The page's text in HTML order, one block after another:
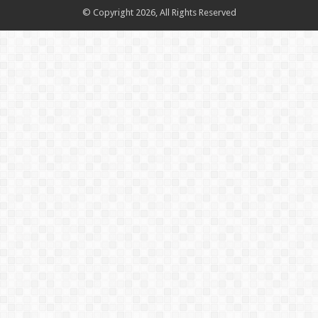
© Copyright 2026, All Rights Reserved